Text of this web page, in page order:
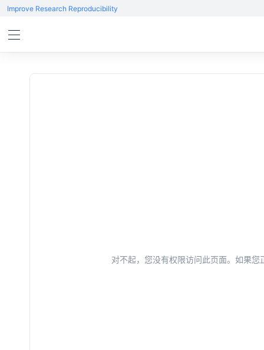
Improve Research Reproducibility
对不起，您没有权限访问此页面。如果